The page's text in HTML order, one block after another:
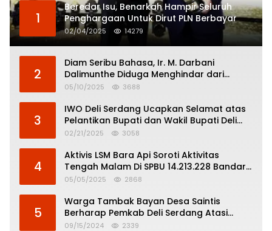
1
Beredar Isu, Benarkah Hampir Seluruh
Penghargaan Untuk Dirut PLN Berbayar
02/04/2025 14279
2
Diam Seribu Bahasa, Ir. M. Darbani
Dalimunthe Diduga Menghindar dari
Pertanggungjawaban Politik
05/10/2025 3688
3
IWO Deli Serdang Ucapkan Selamat atas
Pelantikan Bupati dan Wakil Bupati Deli
Serdang
02/21/2025 3058
4
Aktivis LSM Bara Api Soroti Aktivitas
Tengah Malam Di SPBU 14.213.228 Bandar
Tinggi
05/05/2025 2868
5
Warga Tambak Bayan Desa Saintis
Berharap Pemkab Deli Serdang Atasi
Banjir
09/15/2024 2339